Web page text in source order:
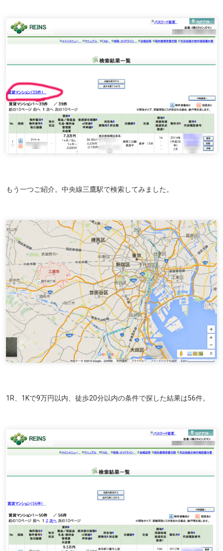
もう一つご紹介。中央線三鷹駅で検索してみました。
1R、1Kで9万円以内、徒歩20分以内の条件で探した結果は56件。